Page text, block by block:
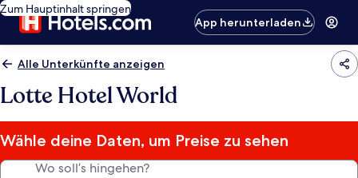
Zum Hauptinhalt springen
App herunterladen
Alle Unterkünfte anzeigen
Lotte Hotel World
Wähle deine Daten, um Preise zu sehen
Wo soll’s hingehen?